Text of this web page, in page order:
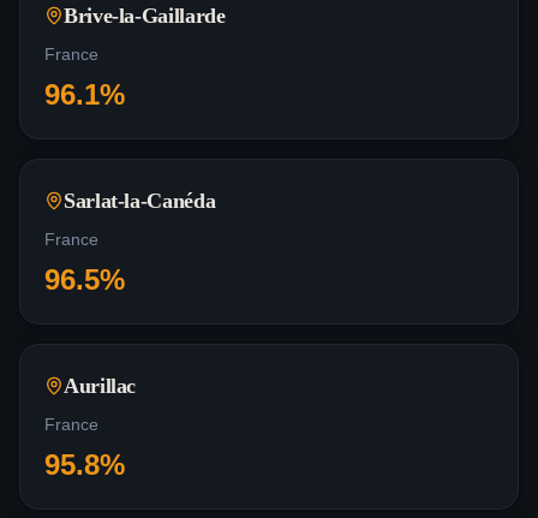
Brive-la-Gaillarde
France
96.1%
Sarlat-la-Canéda
France
96.5%
Aurillac
France
95.8%